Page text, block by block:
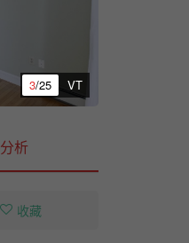
3/25 VT
分析
收藏